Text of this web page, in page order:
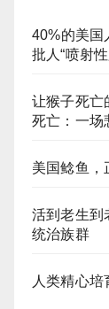
40%的美国
批人“喷射
让猴子死亡
死亡：一场
美国鲶鱼，
活到老生到
统治族群
人类精心